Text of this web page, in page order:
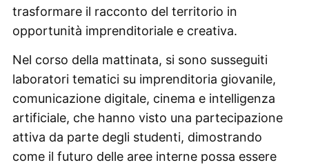
trasformare il racconto del territorio in
opportunità imprenditoriale e creativa.
Nel corso della mattinata, si sono susseguiti
laboratori tematici su imprenditoria giovanile,
comunicazione digitale, cinema e intelligenza
artificiale, che hanno visto una partecipazione
attiva da parte degli studenti, dimostrando
come il futuro delle aree interne possa essere